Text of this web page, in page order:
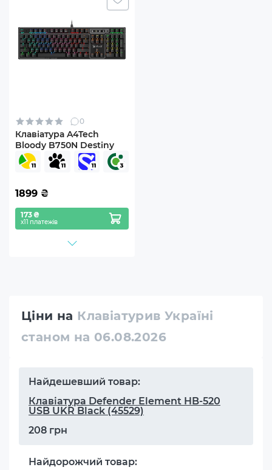
0
Клавіатура A4Tech
Bloody B750N Destiny
1899 ₴
173 ₴
х11 платежів
Ціни на Клавіатурив Україні
станом на 06.08.2026
Найдешевший товар:
Клавіатура Defender Element HB-520
USB UKR Black (45529)
208 грн
Найдорожчий товар: